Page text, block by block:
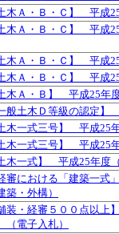
土木Ａ・Ｂ・Ｃ】 平成
土木Ａ・Ｂ・Ｃ】 平成
土木Ａ・Ｂ・Ｃ】 平成
土木Ａ・Ｂ・Ｃ】 平成
土木Ａ・Ｂ】 平成25年
一般土木Ｄ等級の認定
土木一式三号】 平成25
土木一式三号】 平成25
土木一式】 平成25年度
経審における「建築一
築・外構）
舗装・経審５００点以
（電子入札）